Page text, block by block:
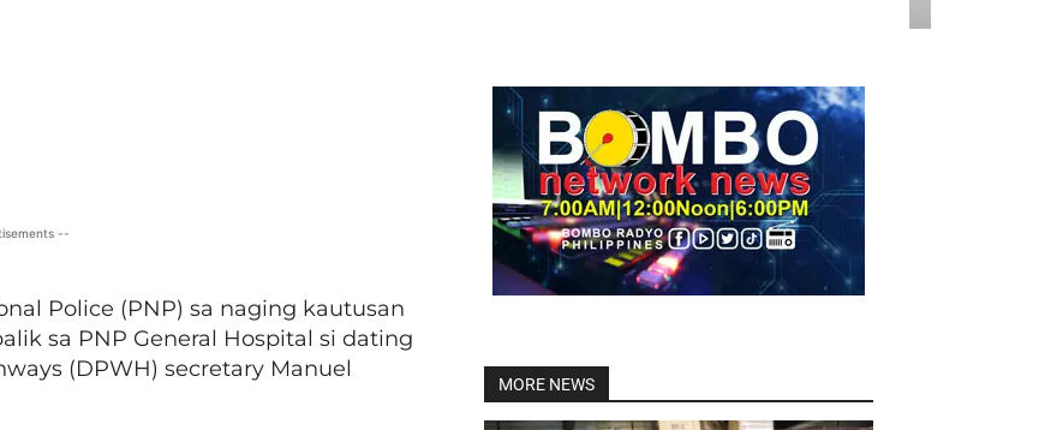
Linkedin
--
Police (PNP) sa naging kautusan
sa PNP General Hospital si dating
(DPWH) secretary Manuel
MORE NEWS